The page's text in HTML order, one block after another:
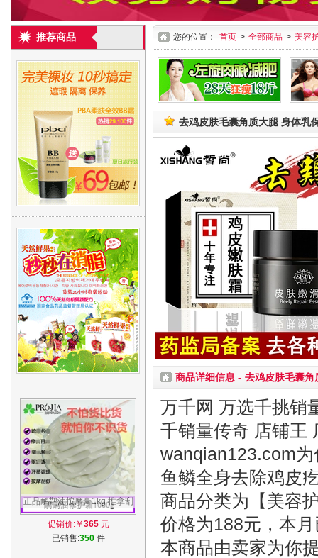
推荐商品
正品鸸鹋油按摩膏1kg 推拿刮
痧疏通毛孔损伤修复驱湿鸵鸟
油高浓度
促销价:￥ 365元
已销售:350件
您的位置： 首页 > 全部商品 > 美容
去鸡皮肤毛囊角质大腿 身体乳
商品详细信息 - 去鸡皮肤毛囊角
万千网 万选千挑销
千销量传奇 店铺王
wanqian123.com
鱼鳞全身去除鸡皮
商品分类为【美容
价格为188元，本
本商品由卖家为你